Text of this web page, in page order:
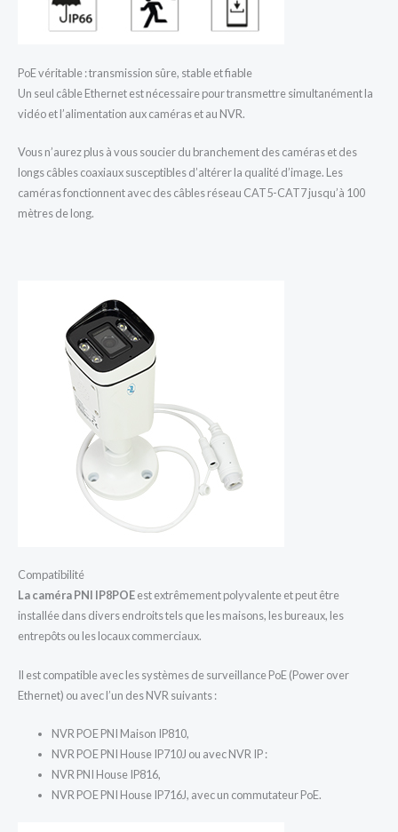
PoE véritable : transmission sûre, stable et fiable
Un seul câble Ethernet est nécessaire pour transmettre simultanément la
vidéo et l’alimentation aux caméras et au NVR.
Vous n’aurez plus à vous soucier du branchement des caméras et des
longs câbles coaxiaux susceptibles d’altérer la qualité d’image. Les
caméras fonctionnent avec des câbles réseau CAT5-CAT7 jusqu’à 100
mètres de long.
Compatibilité
La caméra PNI IP8POEest extrêmement polyvalente et peut être
installée dans divers endroits tels que les maisons, les bureaux, les
entrepôts ou les locaux commerciaux.
Il est compatible avec les systèmes de surveillance PoE (Power over
Ethernet) ou avec l’un des NVR suivants :
NVR POE PNI Maison IP810,
NVR POE PNI House IP710J ou avec NVR IP :
NVR PNI House IP816,
NVR POE PNI House IP716J, avec un commutateur PoE.